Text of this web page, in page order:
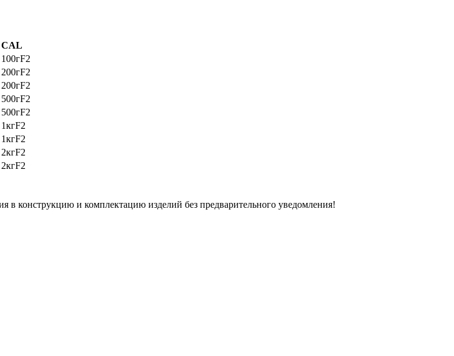
CAL
100гF2
200гF2
200гF2
500гF2
500гF2
1кгF2
1кгF2
2кгF2
2кгF2
в конструкцию и комплектацию изделий без предварительного уведомления!